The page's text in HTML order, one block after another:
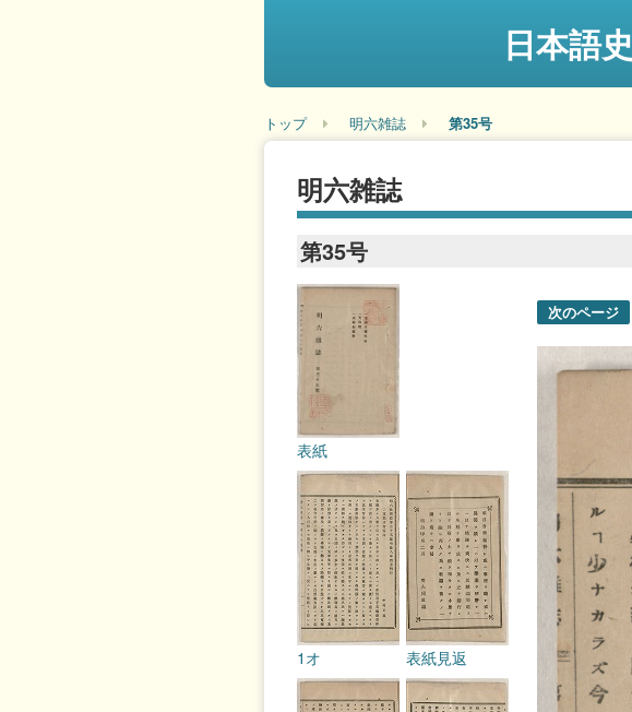
日本語
トップ 明六雑誌 第35号
明六雑誌
第35号
次のページ
表紙
表紙見返
1オ